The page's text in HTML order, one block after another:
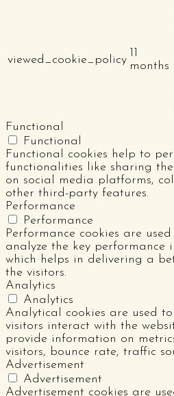
viewed_cookie_policy
11
months
Functional
Functional
Functional cookies help to
functionalities like sharing
on social media platforms,
other third-party features.
Performance
Performance
Performance cookies are
analyze the key performance
which helps in delivering a
the visitors.
Analytics
Analytics
Analytical cookies are used
visitors interact with the
provide information on
visitors, bounce rate, traffic
Advertisement
Advertisement
Advertisement cookies are